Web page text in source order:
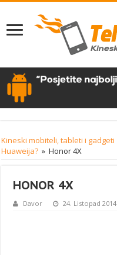
Kineski mobiteli, tableti i gadgeti
Huaweija? » Honor 4X
HONOR 4X
Davor 24. Listopad 2014